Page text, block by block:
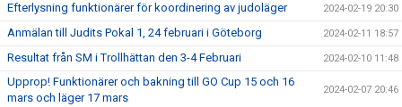
Efterlysning funktionärer för koordinering av judoläger 2024-02-19 20:30
Anmälan till Judits Pokal 1, 24 februari i Göteborg 2024-02-11 18:57
Resultat från SM i Trollhättan den 3-4 Februari 2024-02-10 11:48
Upprop! Funktionärer och bakning till GO Cup 15 och 16
mars och läger 17 mars
2024-02-07 20:46